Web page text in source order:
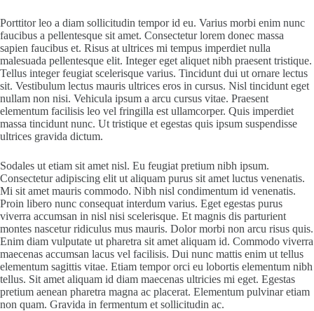
Porttitor leo a diam sollicitudin tempor id eu. Varius morbi enim nunc
faucibus a pellentesque sit amet. Consectetur lorem donec massa
sapien faucibus et. Risus at ultrices mi tempus imperdiet nulla
malesuada pellentesque elit. Integer eget aliquet nibh praesent tristique.
Tellus integer feugiat scelerisque varius. Tincidunt dui ut ornare lectus
sit. Vestibulum lectus mauris ultrices eros in cursus. Nisl tincidunt eget
nullam non nisi. Vehicula ipsum a arcu cursus vitae. Praesent
elementum facilisis leo vel fringilla est ullamcorper. Quis imperdiet
massa tincidunt nunc. Ut tristique et egestas quis ipsum suspendisse
ultrices gravida dictum.
Sodales ut etiam sit amet nisl. Eu feugiat pretium nibh ipsum.
Consectetur adipiscing elit ut aliquam purus sit amet luctus venenatis.
Mi sit amet mauris commodo. Nibh nisl condimentum id venenatis.
Proin libero nunc consequat interdum varius. Eget egestas purus
viverra accumsan in nisl nisi scelerisque. Et magnis dis parturient
montes nascetur ridiculus mus mauris. Dolor morbi non arcu risus quis.
Enim diam vulputate ut pharetra sit amet aliquam id. Commodo viverra
maecenas accumsan lacus vel facilisis. Dui nunc mattis enim ut tellus
elementum sagittis vitae. Etiam tempor orci eu lobortis elementum nibh
tellus. Sit amet aliquam id diam maecenas ultricies mi eget. Egestas
pretium aenean pharetra magna ac placerat. Elementum pulvinar etiam
non quam. Gravida in fermentum et sollicitudin ac.